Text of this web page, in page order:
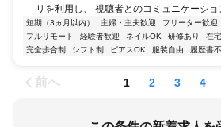
リを利用し、 視聴者とのコミュニケーショ
短期（3ヵ月以内） 主婦・主夫歓迎 フリーター歓迎
フルリモート
経験者歓迎 ネイルOK 研修あり 在
完全歩合制
シフト制 ピアスOK 服装自由 履歴書
前へ 1 2 3 4